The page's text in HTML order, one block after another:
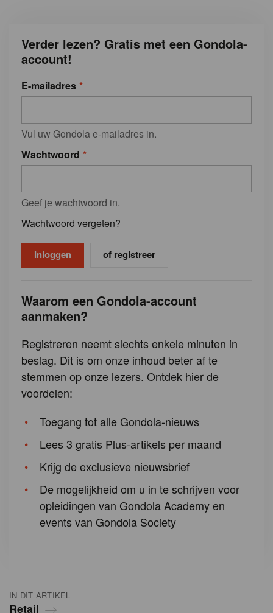
IN DIT ARTIKEL
Retail
Verder lezen? Gratis met een Gondola-
account!
E-mailadres
Vul uw Gondola e-mailadres in.
Wachtwoord
Geef je wachtwoord in.
Wachtwoord vergeten?
of registreer
Waarom een Gondola-account
aanmaken?
Registreren neemt slechts enkele minuten in
beslag. Dit is om onze inhoud beter af te
stemmen op onze lezers. Ontdek hier de
voordelen:
Toegang tot alle Gondola-nieuws
Lees 3 gratis Plus-artikels per maand
Krijg de exclusieve nieuwsbrief
De mogelijkheid om u in te schrijven voor
opleidingen van Gondola Academy en
events van Gondola Society